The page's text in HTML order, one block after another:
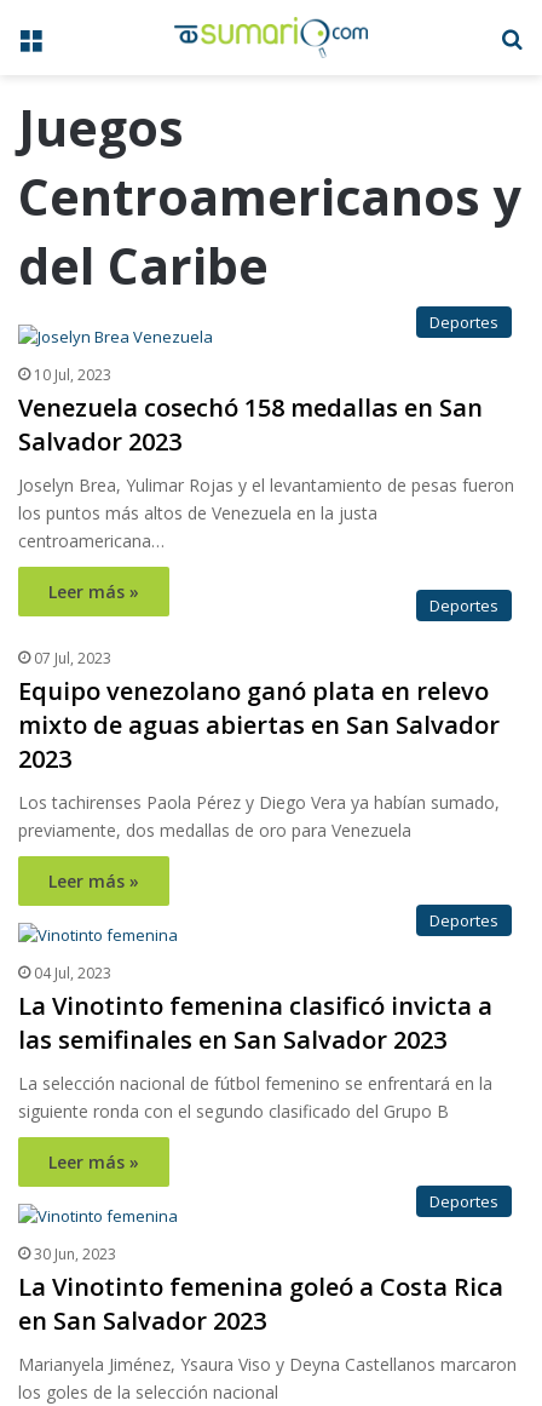
Menú
Juegos
Centroamericanos y
del Caribe
Deportes
10 Jul, 2023
Venezuela cosechó 158 medallas en San
Salvador 2023
Joselyn Brea, Yulimar Rojas y el levantamiento de pesas fueron
los puntos más altos de Venezuela en la justa
centroamericana…
Leer más »
Deportes
07 Jul, 2023
Equipo venezolano ganó plata en relevo
mixto de aguas abiertas en San Salvador
2023
Los tachirenses Paola Pérez y Diego Vera ya habían sumado,
previamente, dos medallas de oro para Venezuela
Leer más »
Deportes
04 Jul, 2023
La Vinotinto femenina clasificó invicta a
las semifinales en San Salvador 2023
La selección nacional de fútbol femenino se enfrentará en la
siguiente ronda con el segundo clasificado del Grupo B
Leer más »
Deportes
30 Jun, 2023
La Vinotinto femenina goleó a Costa Rica
en San Salvador 2023
Marianyela Jiménez, Ysaura Viso y Deyna Castellanos marcaron
los goles de la selección nacional